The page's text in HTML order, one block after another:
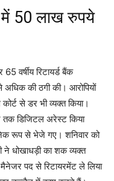
50 लाख रुपये
वर्षीय रिटायर्ड बैंक
की ठगी की। आरोपियों
से डर भी व्यक्त किया।
तक डिजिटल अरेस्ट किया
रूप से भेजे गए। शनिवार को
ने धोखाधड़ी का शक व्यक्त
पद से रिटायरमेंट ले लिया